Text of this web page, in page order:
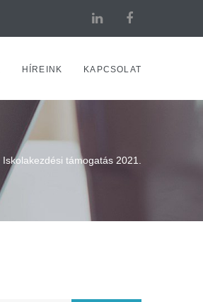
HÍREINK KAPCSOLAT
Iskolakezdési támogatás 2021.